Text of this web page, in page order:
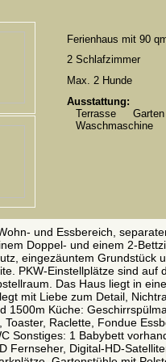
Ferienhaus mit 90
2 Schlafzimmer
Max. 2 Hunde
Ausstattung:
Terrasse
Garten
Waschmaschine
und Essbereich,
Doppel- und einem 2-
eingezäuntem Grundstück
PKW-Einstellplätze sind
Das Haus liegt in
mit Liebe zum Detail,
1500m Küche:
Raclette, Fondue
Sonstiges: 1 Babybett
Fernseher, Digital-HD-